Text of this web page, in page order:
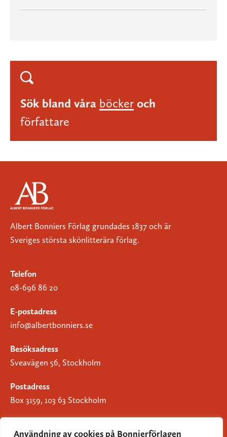
Användning av cookies på Bonnierförlagen
Sök bland våra böcker och
författare
Albert Bonniers Förlag grundades 1837 och är
Sveriges största skönlitterära förlag.
Telefon
08-696 86 20
E-postadress
info@albertbonniers.se
Besöksadress
Sveavägen 56, Stockholm
Postadress
Box 3159, 103 63 Stockholm